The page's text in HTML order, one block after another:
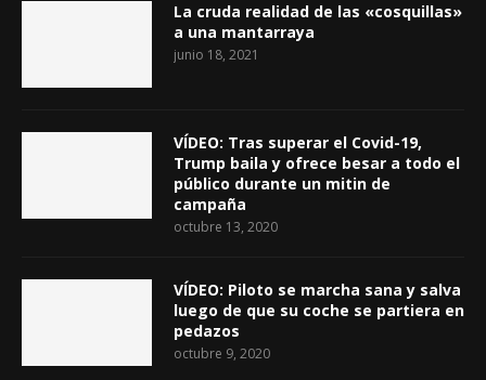
La cruda realidad de las «cosquillas»
a una mantarraya
junio 18, 2021
VÍDEO: Tras superar el Covid-19,
Trump baila y ofrece besar a todo el
público durante un mitin de
campaña
octubre 13, 2020
VÍDEO: Piloto se marcha sana y salva
luego de que su coche se partiera en
pedazos
octubre 9, 2020